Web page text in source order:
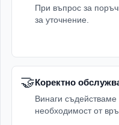
При въпрос за
за уточнение.
🤝Коректно
Винаги
необходимост от